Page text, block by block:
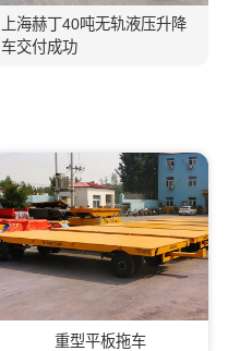
上海赫丁40吨无轨液压升降
车交付成功
重型平板拖车